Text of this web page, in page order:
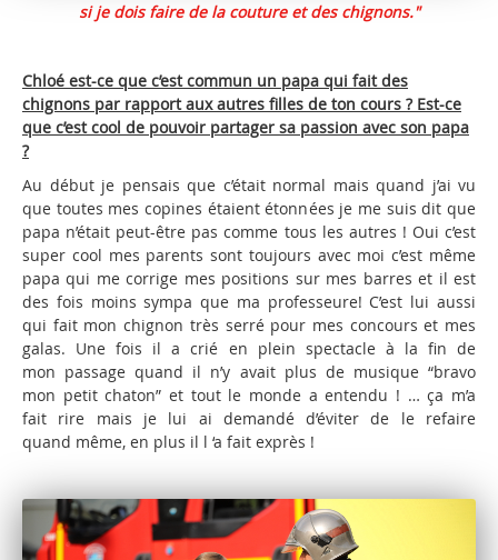
si je dois faire de la couture et des chignons."
Chloé est-ce que c’est commun un papa qui fait des
chignons par rapport aux autres filles de ton cours ? Est-ce
que c’est cool de pouvoir partager sa passion avec son papa
?
Au début je pensais que c’était normal mais quand j’ai vu
que toutes mes copines étaient étonnées je me suis dit que
papa n’était peut-être pas comme tous les autres ! Oui c’est
super cool mes parents sont toujours avec moi c’est même
papa qui me corrige mes positions sur mes barres et il est
des fois moins sympa que ma professeure! C’est lui aussi
qui fait mon chignon très serré pour mes concours et mes
galas. Une fois il a crié en plein spectacle à la fin de
mon passage quand il n’y avait plus de musique “bravo
mon petit chaton” et tout le monde a entendu ! … ça m’a
fait rire mais je lui ai demandé d’éviter de le refaire
quand même, en plus il l ‘a fait exprès !